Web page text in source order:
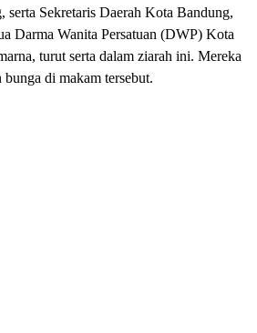
Sekretaris Daerah Kota Bandung,
Darma Wanita Persatuan (DWP) Kota
turut serta dalam ziarah ini. Mereka
di makam tersebut.